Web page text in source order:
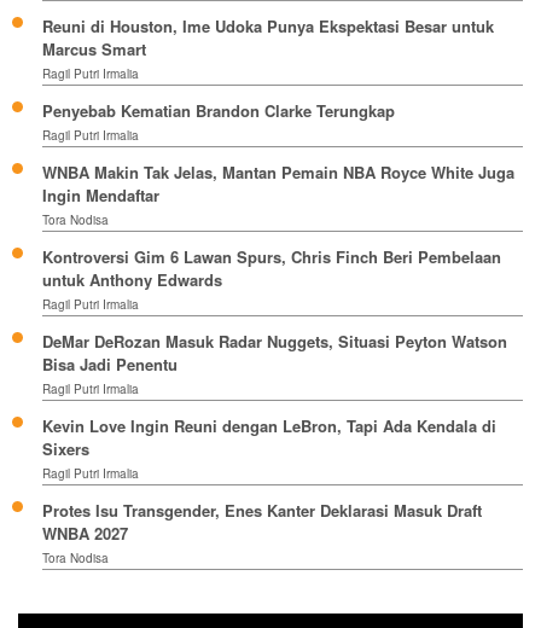
Reuni di Houston, Ime Udoka Punya Ekspektasi Besar untuk
Marcus Smart
Ragil Putri Irmalia
Penyebab Kematian Brandon Clarke Terungkap
Ragil Putri Irmalia
WNBA Makin Tak Jelas, Mantan Pemain NBA Royce White Juga
Ingin Mendaftar
Tora Nodisa
Kontroversi Gim 6 Lawan Spurs, Chris Finch Beri Pembelaan
untuk Anthony Edwards
Ragil Putri Irmalia
DeMar DeRozan Masuk Radar Nuggets, Situasi Peyton Watson
Bisa Jadi Penentu
Ragil Putri Irmalia
Kevin Love Ingin Reuni dengan LeBron, Tapi Ada Kendala di
Sixers
Ragil Putri Irmalia
Protes Isu Transgender, Enes Kanter Deklarasi Masuk Draft
WNBA 2027
Tora Nodisa